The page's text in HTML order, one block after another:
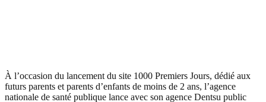
À l’occasion du lancement du site 1000 Premiers Jours, dédié aux
futurs parents et parents d’enfants de moins de 2 ans, l’agence
nationale de santé publique lance avec son agence Dentsu public